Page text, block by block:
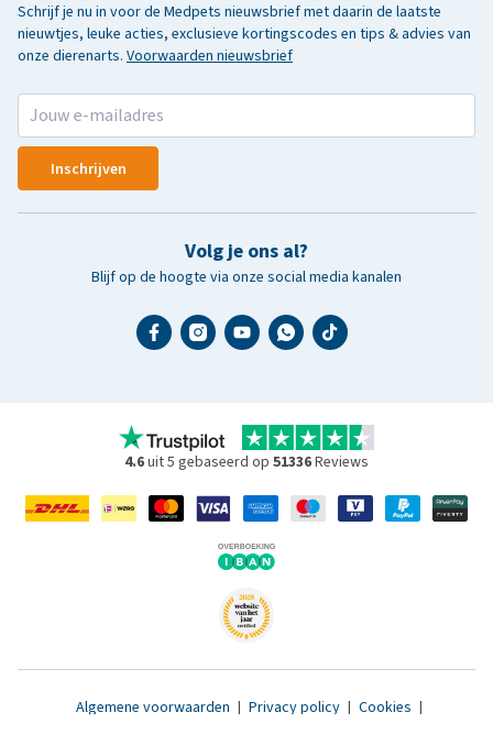
Schrijf je nu in voor de Medpets nieuwsbrief met daarin de laatste
nieuwtjes, leuke acties, exclusieve kortingscodes en tips & advies van
onze dierenarts. Voorwaarden nieuwsbrief
Inschrijven
Volg je ons al?
Blijf op de hoogte via onze social media kanalen
4.6uit 5 gebaseerd op 51336Reviews
Algemene voorwaarden | Privacy policy | Cookies |